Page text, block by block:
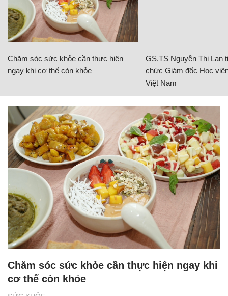
Chăm sóc sức khỏe cần thực hiện
ngay khi cơ thể còn khỏe
GS.TS Nguyễn Thị Lan
chức Giám đốc Học
Việt Nam
Chăm sóc sức khỏe cần thực hiện ngay khi
cơ thể còn khỏe